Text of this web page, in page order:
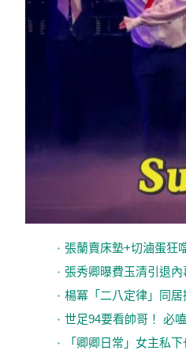
張蘭賣床墊+切滷蛋狂
張秀卿曝費玉清引退
楊冪「二八定律」同
世足94要看帥哥！ 必
「卿卿日常」女主私